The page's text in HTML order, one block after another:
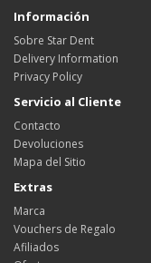
Información
Sobre Star Dent
Delivery Information
Privacy Policy
Servicio al Cliente
Contacto
Devoluciones
Mapa del Sitio
Extras
Marca
Vouchers de Regalo
Afiliados